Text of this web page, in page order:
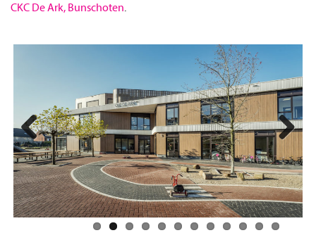
CKC De Ark, Bunschoten.
Previous Next